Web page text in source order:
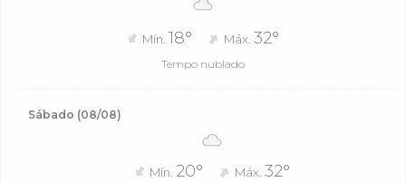
Mín. 18° Máx. 32°
Tempo nublado
Sábado (08/08)
Mín. 20° Máx.32°